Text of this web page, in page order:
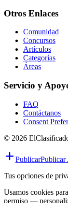
Otros Enlaces
Comunidad
Concursos
Artículos
Categorías
Áreas
Servicio y
FAQ
Contáctanos
Consent
© 2026
PublicarPublicar
Tus opciones de
Usamos cookies
permiso —